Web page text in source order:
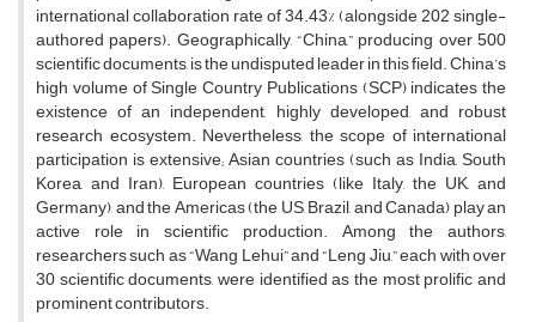
international collaboration rate of 34.43% (alongside 202 single-
authored papers). Geographically, “China,” producing over 500
scientific documents, is the undisputed leader in this field. China’s
high volume of Single Country Publications (SCP) indicates the
existence of an independent, highly developed, and robust
research ecosystem. Nevertheless, the scope of international
participation is extensive; Asian countries (such as India, South
Korea, and Iran), European countries (like Italy, the UK, and
Germany), and the Americas (the US, Brazil, and Canada) play an
active role in scientific production. Among the authors,
researchers such as “Wang Lehui” and “Leng Jiu,” each with over
30 scientific documents, were identified as the most prolific and
prominent contributors.